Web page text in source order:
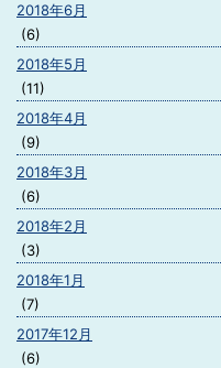
2018年6月
(6)
2018年5月
(11)
2018年4月
(9)
2018年3月
(6)
2018年2月
(3)
2018年1月
(7)
2017年12月
(6)